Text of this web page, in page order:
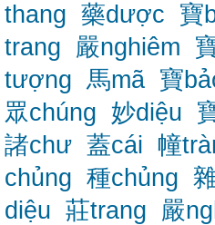
thang 藥dược 寶
trang
嚴nghiêm
tượng 馬mã 寶
眾chúng 妙diệu
諸chư 蓋cái 幢
chủng 種chủng
diệu 莊trang 嚴